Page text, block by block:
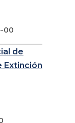
00
de
Extinción